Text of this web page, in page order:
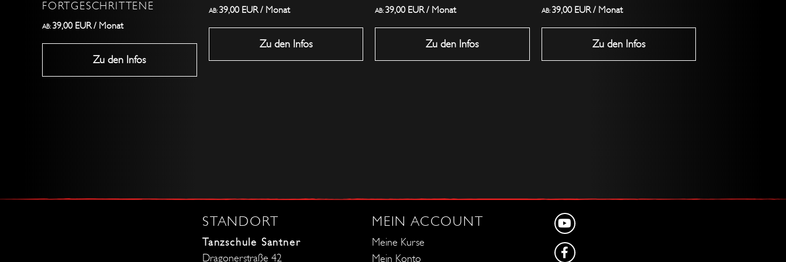
FORTGESCHRITTENE
AB: 39,00 EUR/ Monat
Zu den Infos
AB: 39,00 EUR/ Monat
Zu den Infos
werden
AB: 39,00 EUR/ Monat
Zu den Infos
werden
AB: 39,00 EUR/ Monat
Zu den Infos
werden
STANDORT
Tanzschule Santner
Dragonerstraße 42
MEIN ACCOUNT
Meine Kurse
Mein Konto